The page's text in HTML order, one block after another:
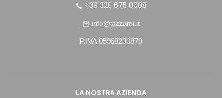
+39 328 675 0088
info@tazzami.it
P.IVA 05968230879
LA NOSTRA AZIENDA